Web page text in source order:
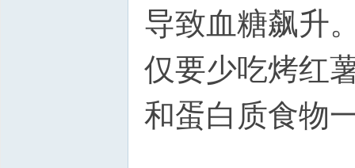
导致血糖飙升
仅要少吃烤红
和蛋白质食物